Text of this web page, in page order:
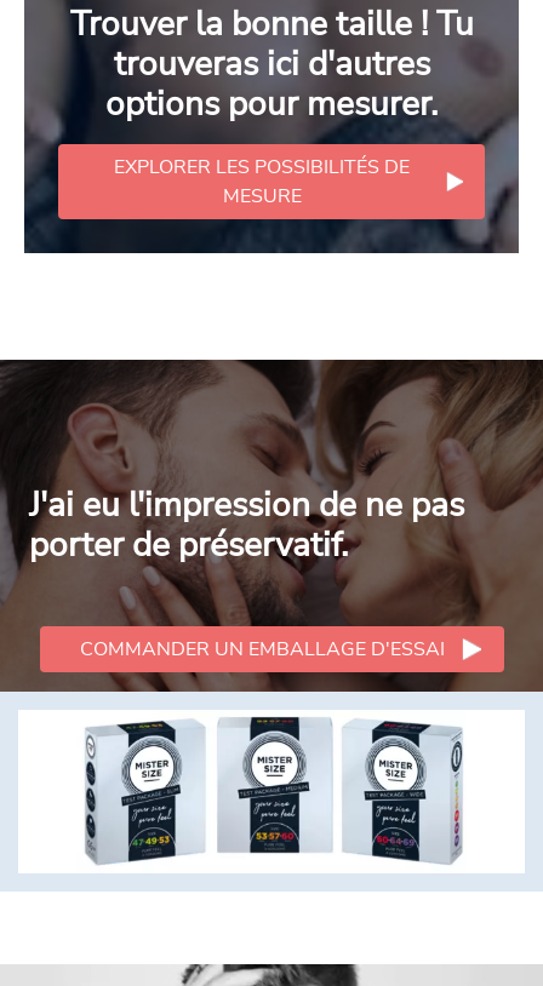
Trouver la bonne taille ! Tu
trouveras ici d'autres
options pour mesurer.
EXPLORER LES POSSIBILITÉS DE
MESURE
J'ai eu l'impression de ne pas
porter de préservatif.
COMMANDER UN EMBALLAGE D'ESSAI